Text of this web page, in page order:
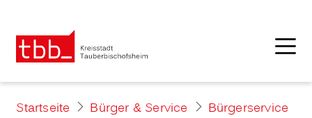
Startseite Bürger & Service
Bürgerservice